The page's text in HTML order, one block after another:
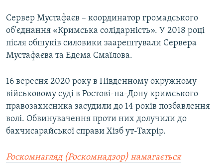
Сервер Мустафаєв – координатор громадського
об'єднання «Кримська солідарність». У 2018 році
після обшуків силовики заарештували Сервера
Мустафаєва та Едема Смаїлова.
16 вересня 2020 року в Південному окружному
військовому суді в Ростові-на-Дону кримського
правозахисника засудили до 14 років позбавлення
волі. Обвинувачення проти них долучили до
бахчисарайської справи Хізб ут-Тахрір.
Роскомнагляд (Роскомнадзор) намагається